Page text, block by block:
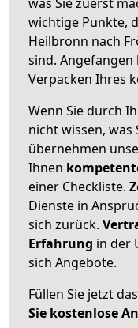
wichtige Punkte,
Heilbronn nach
sind. Angefangen
Verpacken Ihres
Wenn Sie durch
nicht wissen, was
übernehmen
Ihnen
einer Checkliste.
Dienste in
sich zurück.
Erfahrung in der
sich Angebote.
Füllen Sie jetzt
Sie kostenlose